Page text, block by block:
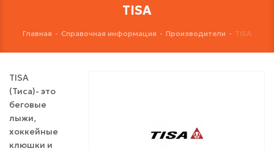
TISA
Главная - Справочная информация - Производители - TISA
TISA
(Тиса)- это
беговые
лыжи,
хоккейные
клюшки и